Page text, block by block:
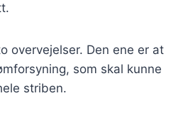
overvejelser. Den ene er at
som skal kunne
striben.